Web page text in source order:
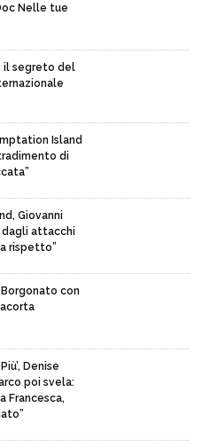
Nelle tue
il segreto del
Island
di
Giovanni
dagli attacchi
rispetto”
con
Denise
poi svela:
Francesca,